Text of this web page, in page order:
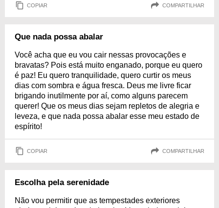
COPIAR COMPARTILHAR
Que nada possa abalar
Você acha que eu vou cair nessas provocações e
bravatas? Pois está muito enganado, porque eu quero
é paz! Eu quero tranquilidade, quero curtir os meus
dias com sombra e água fresca. Deus me livre ficar
brigando inutilmente por aí, como alguns parecem
querer! Que os meus dias sejam repletos de alegria e
leveza, e que nada possa abalar esse meu estado de
espírito!
COPIAR COMPARTILHAR
Escolha pela serenidade
Não vou permitir que as tempestades exteriores